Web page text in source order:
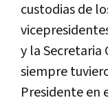
custodias de
y la Secretaria
siempre
Presidente en